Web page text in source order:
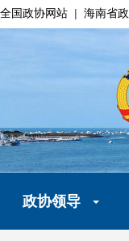
全国政协网站 | 海南省
政协领导